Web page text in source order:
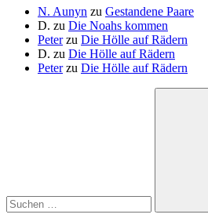
N. Aunyn zu Gestandene Paare
D. zu Die Noahs kommen
Peterzu Die Hölle auf Rädern
D. zu Die Hölle auf Rädern
Peterzu Die Hölle auf Rädern